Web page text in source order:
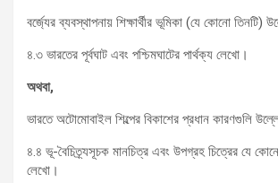
বর্জ্যের ব্যবস্থাপনায় শিক্ষার্থীর ভূমিকা (যে কোনো তিনটি)
৪.৩ ভারতের পূর্বঘাট এবং পশ্চিমঘাটের পার্থক্য লেখো।
অথবা,
ভারতে অটোমোবাইল শিল্পের বিকাশের প্রধান কারণগুলি
৪.৪ ভূ-বৈচিত্র্যসূচক মানচিত্র এবং উপগ্রহ চিত্রের যে
লেখো।